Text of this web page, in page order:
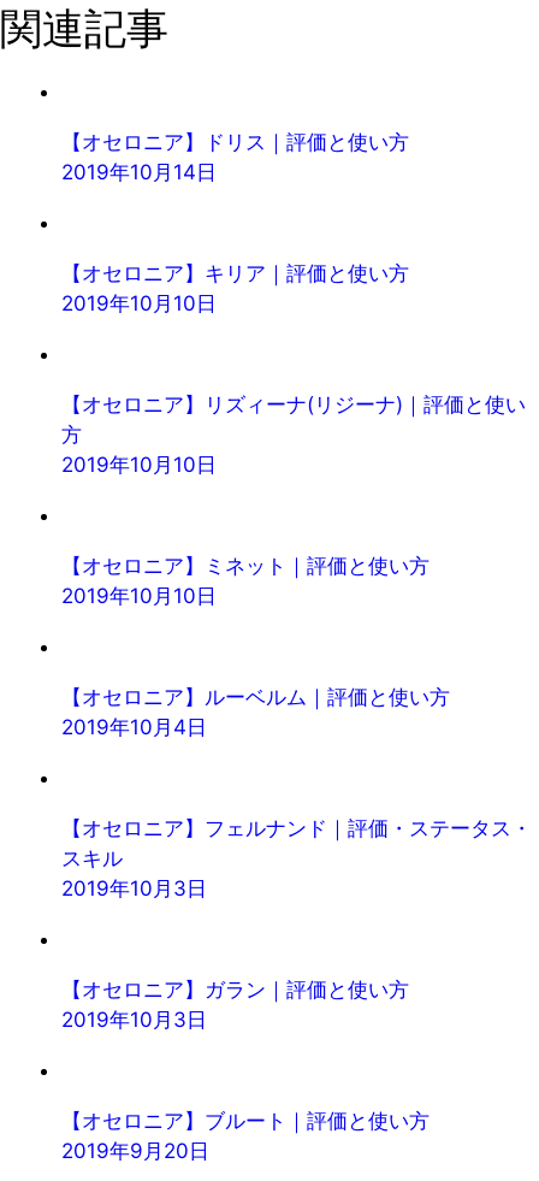
関連記事
【オセロニア】ドリス｜評価と使い方
2019年10月14日
【オセロニア】キリア｜評価と使い方
2019年10月10日
【オセロニア】リズィーナ(リジーナ)｜評価と使い
方
2019年10月10日
【オセロニア】ミネット｜評価と使い方
2019年10月10日
【オセロニア】ルーベルム｜評価と使い方
2019年10月4日
【オセロニア】フェルナンド｜評価・ステータス・
スキル
2019年10月3日
【オセロニア】ガラン｜評価と使い方
2019年10月3日
【オセロニア】ブルート｜評価と使い方
2019年9月20日